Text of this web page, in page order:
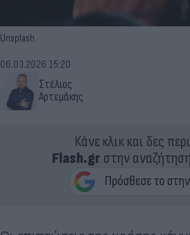
Unsplash
Στέλιος
Αρτεμάκης
06.03.2026 15:20
Κάνε κλικ και δες
Flash.grστην